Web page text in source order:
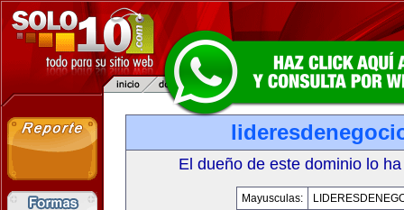
El dueño de este dominio lo
Mayusculas: